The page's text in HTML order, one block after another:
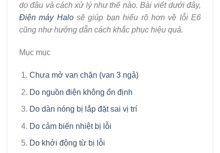
do đâu và cách xử lý như thế nào. Bài viết dưới đây,
Điện máy Halosẽ giúp bạn hiểu rõ hơn về lỗi E6
cũng như hướng dẫn cách khắc phục hiệu quả.
Mục mục
Chưa mở van chặn (van 3 ngả)
Do nguồn điện không ổn định
Do dàn nóng bị lắp đặt sai vị trí
Do cảm biến nhiệt bị lỗi
Do khởi động từ bị lỗi